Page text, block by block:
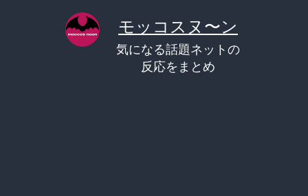
モッコスヌ〜ン
気になる話題ネットの
反応をまとめ